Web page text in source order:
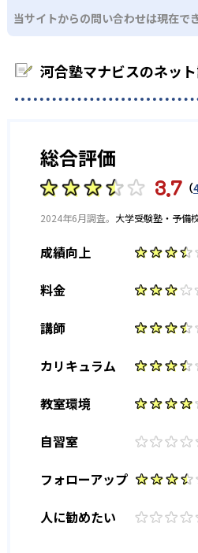
03 アドバイス
後に、5分程度の面談を行ってい
できるだろう。
フレキシブルに通塾できること
可能性がある。
ないため、ライバル心を燃やし
648
名古屋大学
広島大学 621
他、多数合格
当サイトからの問い合わせは現在で
河合塾マナビスのネッ
総合評価
3.7 （
2024年6月調査。 大学受験塾・予備
成績向上
料金
講師
カリキュラム
教室環境
自習室
フォローアップ
人に勧めたい